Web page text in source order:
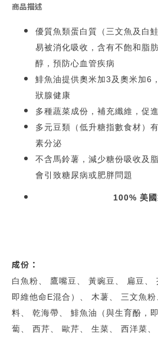
商品描述
優質魚類蛋白質（三文魚及白
易被消化吸收，含有不飽和脂
醇，預防心血管疾病
鯡魚油提供奧米加3及奧米加6
狀腺健康
多種蔬菜成份，補充纖維，促
多元豆類（低升糖指數食材）
素分泌
不含馬鈴薯，減少糖份吸收及
會引致糖尿病或肥胖問題
100% 美
成份：
白魚粉、 鷹嘴豆、 黃豌豆、 扁豆、
即維他命E混合）、 木薯、 三文魚
料、 乾海帶、 鯡魚油（與生育酚，
蔔、 西芹、 歐芹、 生菜、 西洋菜